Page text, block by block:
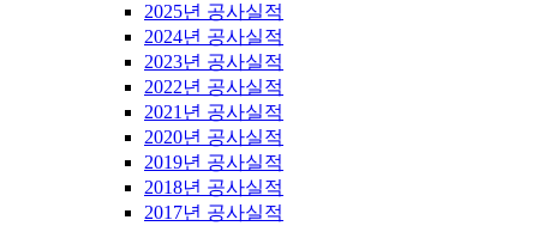
2025년 공사실적
2024년 공사실적
2023년 공사실적
2022년 공사실적
2021년 공사실적
2020년 공사실적
2019년 공사실적
2018년 공사실적
2017년 공사실적